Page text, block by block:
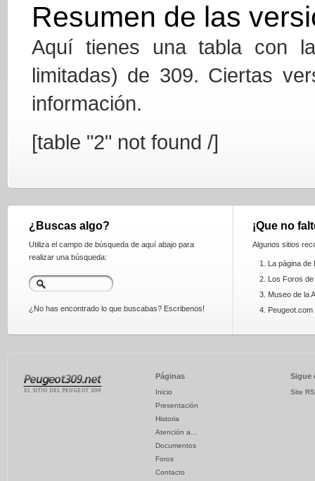
Resumen de las
Aquí tienes una tabla con
limitadas) de 309. Ciertas
información.
[table "2" not found /]
¿Buscas algo?
Utiliza el campo de búsqueda de aquí abajo para
realizar una búsqueda:
¿No has encontrado lo que buscabas? Escribenos!
¡Que no
Algunos sitios
1. La página de
2. Los Foros
3. Museo de la
4. Peugeot.com
Páginas
Inicio
Presentación
Historia
Atención a…
Documentos
Foros
Contacto
Sigue
Site